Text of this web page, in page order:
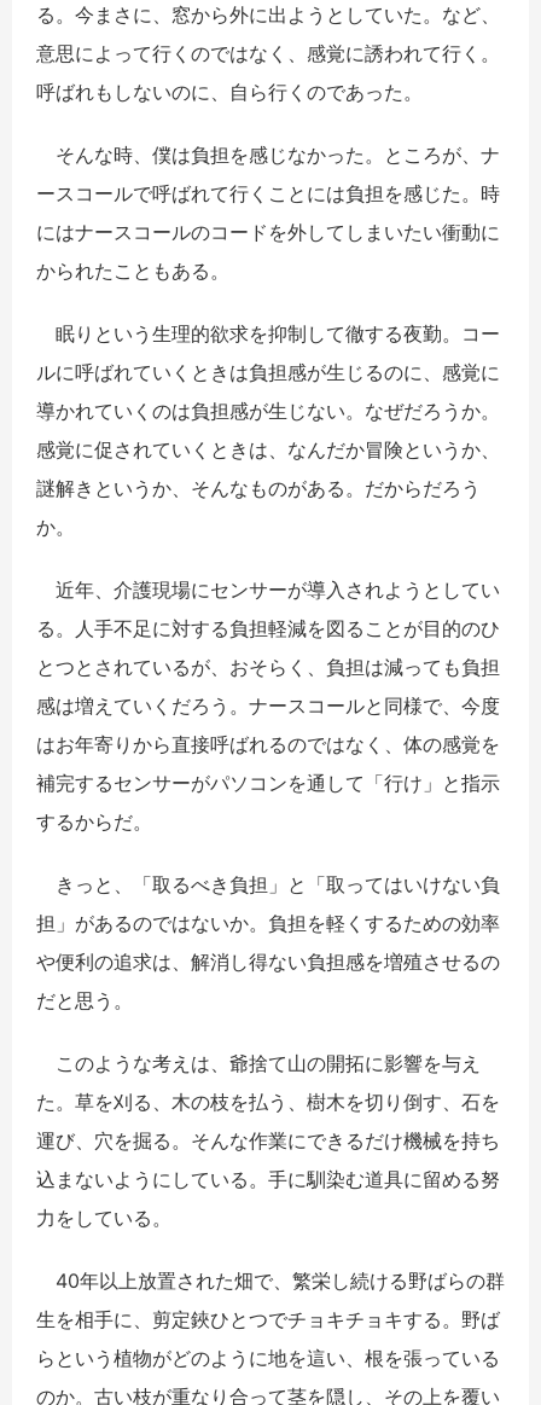
る。今まさに、窓から外に出ようとしていた。など、
意思によって行くのではなく、感覚に誘われて行く。
呼ばれもしないのに、自ら行くのであった。
そんな時、僕は負担を感じなかった。ところが、ナ
ースコールで呼ばれて行くことには負担を感じた。時
にはナースコールのコードを外してしまいたい衝動に
かられたこともある。
眠りという生理的欲求を抑制して徹する夜勤。コー
ルに呼ばれていくときは負担感が生じるのに、感覚に
導かれていくのは負担感が生じない。なぜだろうか。
感覚に促されていくときは、なんだか冒険というか、
謎解きというか、そんなものがある。だからだろう
か。
近年、介護現場にセンサーが導入されようとしてい
る。人手不足に対する負担軽減を図ることが目的のひ
とつとされているが、おそらく、負担は減っても負担
感は増えていくだろう。ナースコールと同様で、今度
はお年寄りから直接呼ばれるのではなく、体の感覚を
補完するセンサーがパソコンを通して「行け」と指示
するからだ。
きっと、「取るべき負担」と「取ってはいけない負
担」があるのではないか。負担を軽くするための効率
や便利の追求は、解消し得ない負担感を増殖させるの
だと思う。
このような考えは、爺捨て山の開拓に影響を与え
た。草を刈る、木の枝を払う、樹木を切り倒す、石を
運び、穴を掘る。そんな作業にできるだけ機械を持ち
込まないようにしている。手に馴染む道具に留める努
力をしている。
40年以上放置された畑で、繁栄し続ける野ばらの群
生を相手に、剪定鋏ひとつでチョキチョキする。野ば
らという植物がどのように地を這い、根を張っている
のか。古い枝が重なり合って茎を隠し、その上を覆い